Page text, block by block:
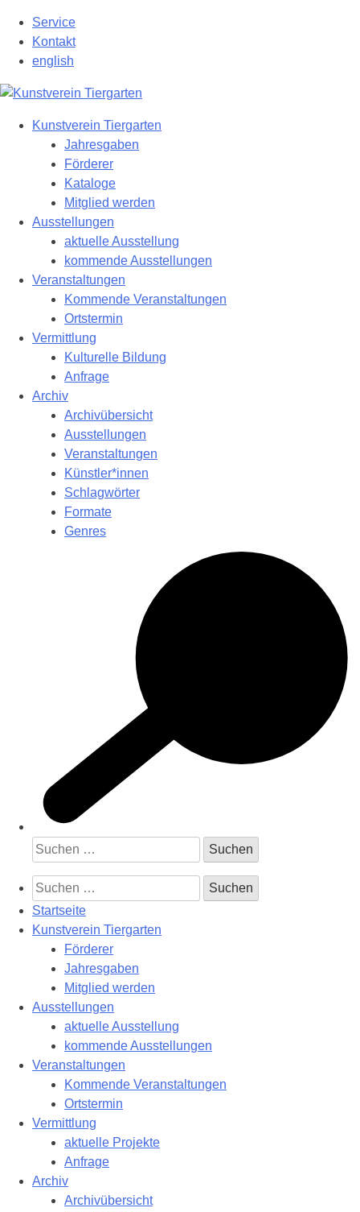
Hauptinhalt
springen
Service
Kontakt
english
Kunstverein Tiergarten
Jahresgaben
Förderer
Kataloge
Mitglied werden
Ausstellungen
aktuelle Ausstellung
kommende Ausstellungen
Veranstaltungen
Kommende Veranstaltungen
Ortstermin
Vermittlung
Kulturelle Bildung
Anfrage
Archiv
Archivübersicht
Ausstellungen
Veranstaltungen
Künstler*innen
Schlagwörter
Formate
Genres
Suchen
nach:
Suchen
nach:
Startseite
Kunstverein Tiergarten
Förderer
Jahresgaben
Mitglied werden
Ausstellungen
aktuelle Ausstellung
kommende Ausstellungen
Veranstaltungen
Kommende Veranstaltungen
Ortstermin
Vermittlung
aktuelle Projekte
Anfrage
Archiv
Archivübersicht